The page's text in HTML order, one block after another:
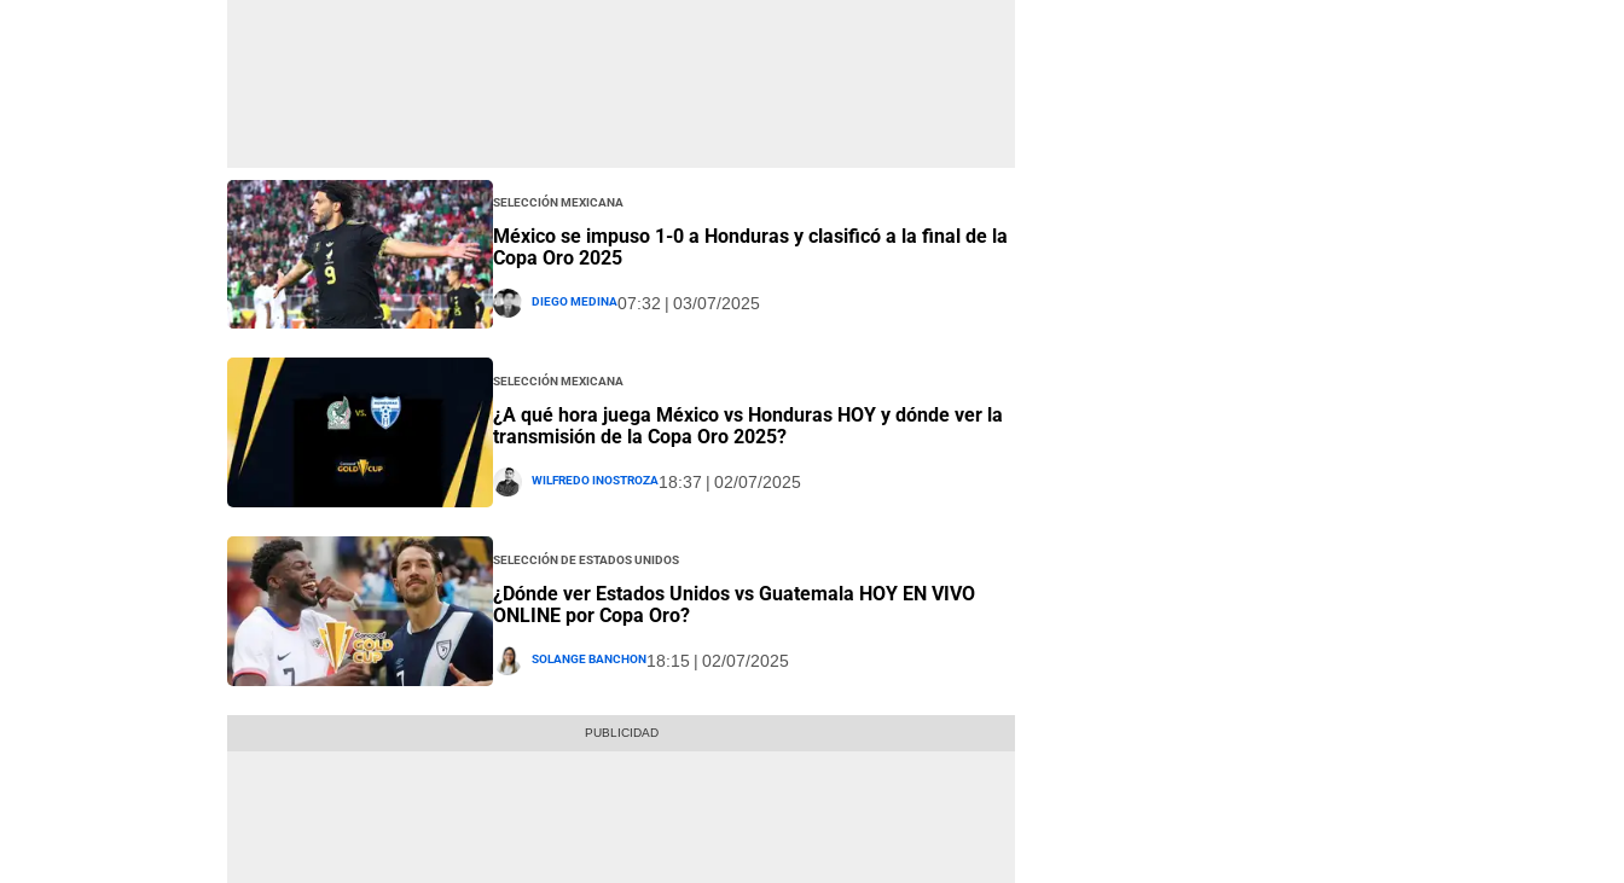
Selección Mexicana
México se impuso 1-0 a Honduras y clasificó a la final de la
Copa Oro 2025
Diego Medina07:32 | 03/07/2025
Selección Mexicana
¿A qué hora juega México vs Honduras HOY y dónde ver la
transmisión de la Copa Oro 2025?
Wilfredo Inostroza18:37 | 02/07/2025
Selección de Estados Unidos
¿Dónde ver Estados Unidos vs Guatemala HOY EN VIVO
ONLINE por Copa Oro?
Solange Banchon18:15 | 02/07/2025